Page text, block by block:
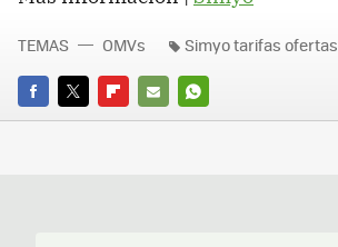
FACEBOOK
TWITTERFLIPBOARD
E-
WHATSAPP
TEMAS OMVs Simyo tarifas ofertas